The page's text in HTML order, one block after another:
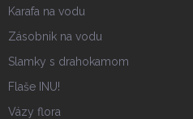
Karafa na vodu
Zásobnik na vodu
Slamky s drahokamom
Flaše INU!
Vázy flora